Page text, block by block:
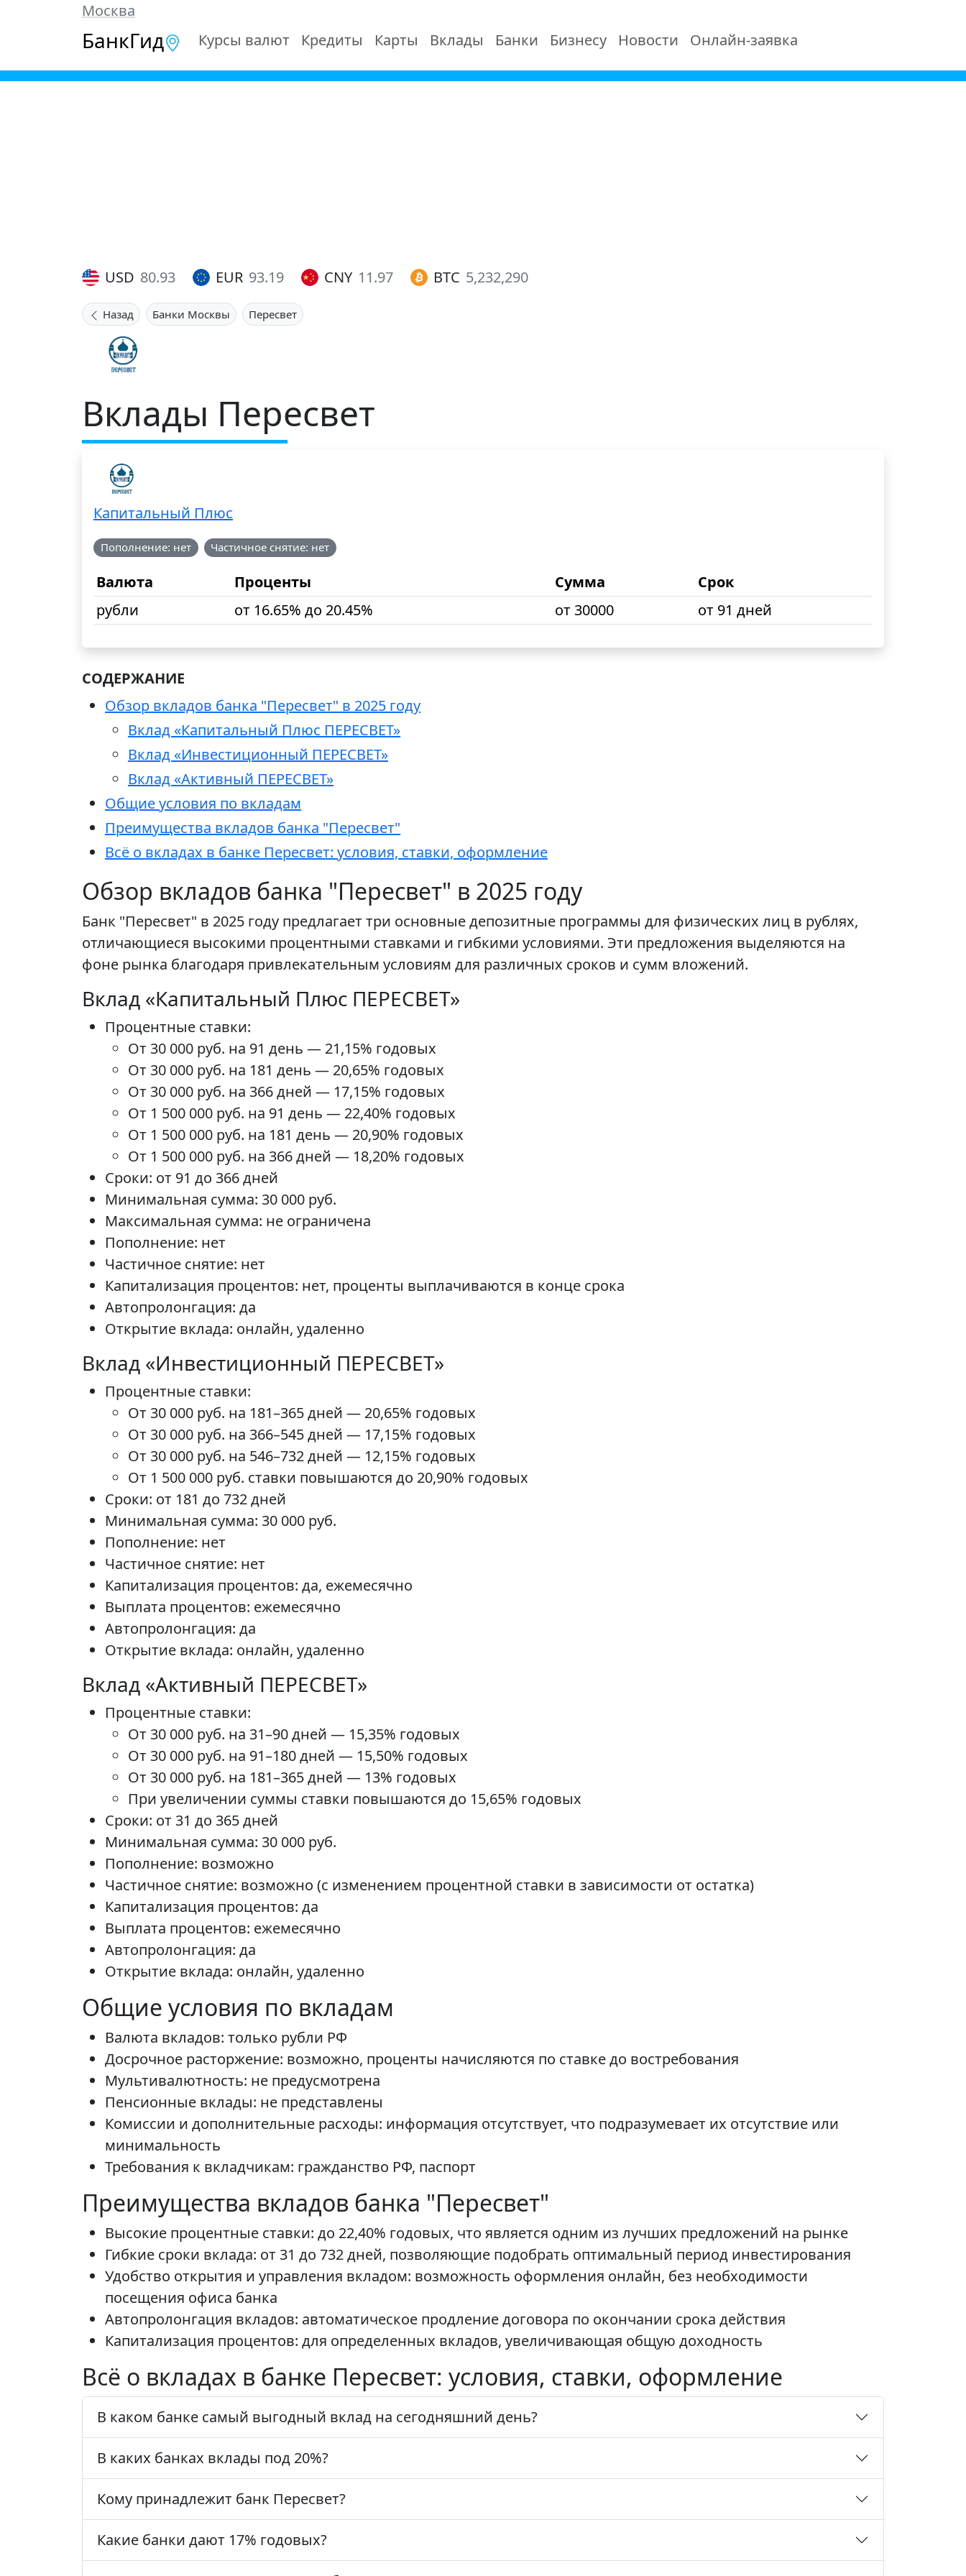
Москва
БанкГид Курсы валют Кредиты Карты Вклады Банки Бизнесу Новости Онлайн-заявка
USD 80.93 EUR 93.19 CNY 11.97 BTC 5,232,290
Назад Банки Москвы Пересвет
Вклады Пересвет
Капитальный Плюс
Пополнение: нет Частичное снятие: нет
Валюта Проценты Сумма
Срок
рубли
от 16.65% до 20.45% от 30000 от 91 дней
СОДЕРЖАНИЕ
Обзор вкладов банка "Пересвет" в 2025 году
Вклад «Капитальный Плюс ПЕРЕСВЕТ»
Вклад «Инвестиционный ПЕРЕСВЕТ»
Вклад «Активный ПЕРЕСВЕТ»
Общие условия по вкладам
Преимущества вкладов банка "Пересвет"
Всё о вкладах в банке Пересвет: условия, ставки, оформление
Обзор вкладов банка "Пересвет" в 2025 году
Банк "Пересвет" в 2025 году предлагает три основные депозитные программы для физических лиц в рублях,
отличающиеся высокими процентными ставками и гибкими условиями. Эти предложения выделяются на
фоне рынка благодаря привлекательным условиям для различных сроков и сумм вложений.
Вклад «Капитальный Плюс ПЕРЕСВЕТ»
Процентные ставки:
От 30 000 руб. на 91 день — 21,15% годовых
От 30 000 руб. на 181 день — 20,65% годовых
От 30 000 руб. на 366 дней — 17,15% годовых
От 1 500 000 руб. на 91 день — 22,40% годовых
От 1 500 000 руб. на 181 день — 20,90% годовых
От 1 500 000 руб. на 366 дней — 18,20% годовых
Сроки: от 91 до 366 дней
Минимальная сумма: 30 000 руб.
Максимальная сумма: не ограничена
Пополнение: нет
Частичное снятие: нет
Капитализация процентов: нет, проценты выплачиваются в конце срока
Автопролонгация: да
Открытие вклада: онлайн, удаленно
Вклад «Инвестиционный ПЕРЕСВЕТ»
Процентные ставки:
От 30 000 руб. на 181–365 дней — 20,65% годовых
От 30 000 руб. на 366–545 дней — 17,15% годовых
От 30 000 руб. на 546–732 дней — 12,15% годовых
От 1 500 000 руб. ставки повышаются до 20,90% годовых
Сроки: от 181 до 732 дней
Минимальная сумма: 30 000 руб.
Пополнение: нет
Частичное снятие: нет
Капитализация процентов: да, ежемесячно
Выплата процентов: ежемесячно
Автопролонгация: да
Открытие вклада: онлайн, удаленно
Вклад «Активный ПЕРЕСВЕТ»
Процентные ставки:
От 30 000 руб. на 31–90 дней — 15,35% годовых
От 30 000 руб. на 91–180 дней — 15,50% годовых
От 30 000 руб. на 181–365 дней — 13% годовых
При увеличении суммы ставки повышаются до 15,65% годовых
Сроки: от 31 до 365 дней
Минимальная сумма: 30 000 руб.
Пополнение: возможно
Частичное снятие: возможно (с изменением процентной ставки в зависимости от остатка)
Капитализация процентов: да
Выплата процентов: ежемесячно
Автопролонгация: да
Открытие вклада: онлайн, удаленно
Общие условия по вкладам
Валюта вкладов: только рубли РФ
Досрочное расторжение: возможно, проценты начисляются по ставке до востребования
Мультивалютность: не предусмотрена
Пенсионные вклады: не представлены
Комиссии и дополнительные расходы: информация отсутствует, что подразумевает их отсутствие или
минимальность
Требования к вкладчикам: гражданство РФ, паспорт
Преимущества вкладов банка "Пересвет"
Высокие процентные ставки: до 22,40% годовых, что является одним из лучших предложений на рынке
Гибкие сроки вклада: от 31 до 732 дней, позволяющие подобрать оптимальный период инвестирования
Удобство открытия и управления вкладом: возможность оформления онлайн, без необходимости
посещения офиса банка
Автопролонгация вкладов: автоматическое продление договора по окончании срока действия
Капитализация процентов: для определенных вкладов, увеличивающая общую доходность
Всё о вкладах в банке Пересвет: условия, ставки, оформление
В каком банке самый выгодный вклад на сегодняшний день?
В каких банках вклады под 20%?
Кому принадлежит банк Пересвет?
Какие банки дают 17% годовых?